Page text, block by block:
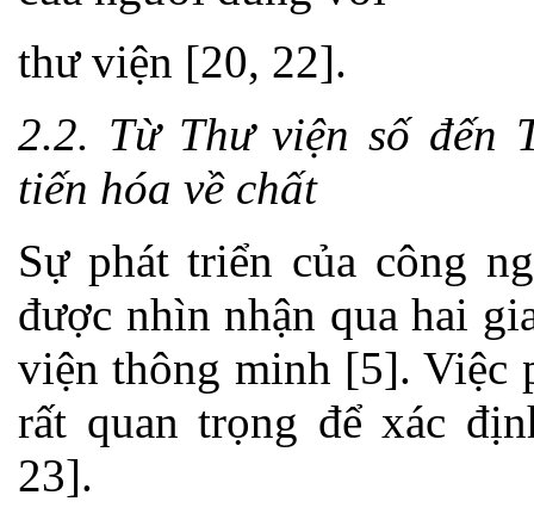
thư viện [20, 22].
2.2. Từ Thư viện số đến
tiến hóa về chất
Sự phát triển của công
được nhìn nhận qua hai
viện thông minh [5]. Việc
rất quan trọng để xác
23].